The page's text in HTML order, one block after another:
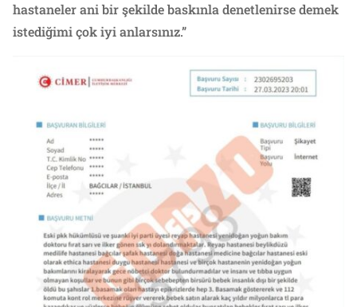
hastaneler ani bir şekilde baskınla denetlenirse demek
istediğimi çok iyi anlarsınız.”